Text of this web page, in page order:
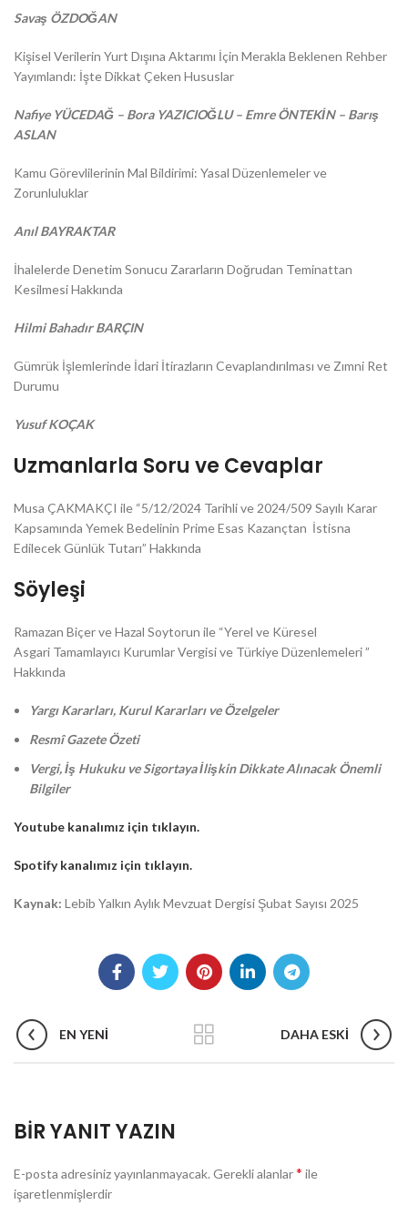
Savaş ÖZDOĞAN
Kişisel Verilerin Yurt Dışına Aktarımı İçin Merakla Beklenen Rehber
Yayımlandı: İşte Dikkat Çeken Hususlar
Nafiye YÜCEDAĞ – Bora YAZICIOĞLU – Emre ÖNTEKİN – Barış
ASLAN
Kamu Görevlilerinin Mal Bildirimi: Yasal Düzenlemeler ve
Zorunluluklar
Anıl BAYRAKTAR
İhalelerde Denetim Sonucu Zararların Doğrudan Teminattan
Kesilmesi Hakkında
Hilmi Bahadır BARÇIN
Gümrük İşlemlerinde İdari İtirazların Cevaplandırılması ve Zımni Ret
Durumu
Yusuf KOÇAK
Uzmanlarla Soru ve Cevaplar
Musa ÇAKMAKÇI ile “5/12/2024 Tarihli ve 2024/509 Sayılı Karar
Kapsamında Yemek Bedelinin Prime Esas Kazançtan İstisna
Edilecek Günlük Tutarı” Hakkında
Söyleşi
Ramazan Biçer ve Hazal Soytorun ile “Yerel ve Küresel
Asgari Tamamlayıcı Kurumlar Vergisi ve Türkiye Düzenlemeleri ”
Hakkında
Yargı Kararları, Kurul Kararları ve Özelgeler
Resmî Gazete Özeti
Vergi, İş Hukuku ve Sigortaya İlişkin Dikkate Alınacak Önemli
Bilgiler
Youtube kanalımız için tıklayın.
Spotify kanalımız için tıklayın.
Kaynak: Lebib Yalkın Aylık Mevzuat Dergisi Şubat Sayısı 2025
EN YENI DAHA ESKI
BIR YANIT YAZIN
E-posta adresiniz yayınlanmayacak. Gerekli alanlar* ile
işaretlenmişlerdir